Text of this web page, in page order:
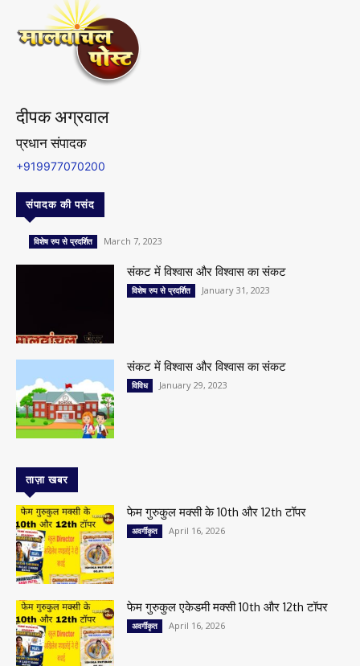
दीपक अग्रवाल
प्रधान संपादक
+919977070200
संपादक की पसंद
विशेष रुप से प्रदर्शित March 7, 2023
संकट में विश्वास और विश्वास का संकट
विशेष रुप से प्रदर्शित January 31, 2023
संकट में विश्वास और विश्वास का संकट
विविध January 29, 2023
ताज़ा खबर
फेम गुरुकुल मक्सी के 10th और 12th टॉपर
अवर्गीकृत April 16, 2026
फेम गुरुकुल एकेडमी मक्सी 10th और 12th टॉपर
अवर्गीकृत April 16, 2026